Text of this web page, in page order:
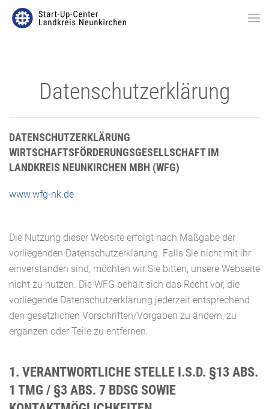
Datenschutzerklärung
DATENSCHUTZERKLÄRUNG
WIRTSCHAFTSFÖRDERUNGSGESELLSCHAFT IM
LANDKREIS NEUNKIRCHEN MBH (WFG)
www.wfg-nk.de
Die Nutzung dieser Website erfolgt nach Maßgabe der
vorliegenden Datenschutzerklärung. Falls Sie nicht mit ihr
einverstanden sind, möchten wir Sie bitten, unsere Webseite
nicht zu nutzen. Die WFG behält sich das Recht vor, die
vorliegende Datenschutzerklärung jederzeit entsprechend
den gesetzlichen Vorschriften/Vorgaben zu ändern, zu
ergänzen oder Teile zu entfernen.
1. VERANTWORTLICHE STELLE I.S.D. §13 ABS.
1 TMG / §3 ABS. 7 BDSG SOWIE